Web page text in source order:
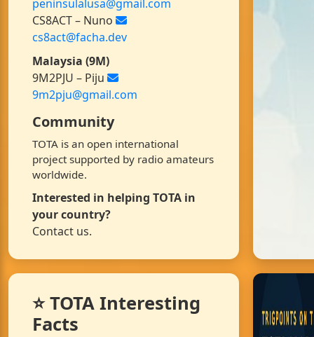
peninsulalusa@gmail.com
CS8ACT – Nuno
cs8act@facha.dev
Malaysia (9M)
9M2PJU – Piju
9m2pju@gmail.com
Community
TOTA is an open international
project supported by radio amateurs
worldwide.
Interested in helping TOTA in
your country?
Contact us.
⭐ TOTA Interesting
Facts